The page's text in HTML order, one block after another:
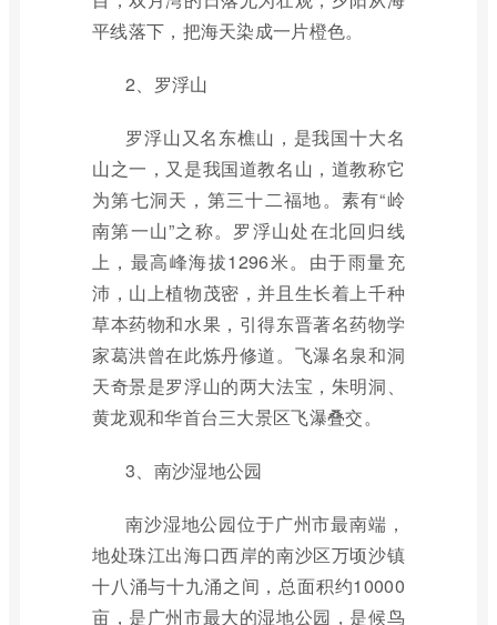
平线落下，把海天染成一片橙色。
2、罗浮山
罗浮山又名东樵山，是我国十大名
山之一，又是我国道教名山，道教称它
为第七洞天，第三十二福地。素有“岭
南第一山”之称。罗浮山处在北回归线
上，最高峰海拔1296米。由于雨量充
沛，山上植物茂密，并且生长着上千种
草本药物和水果，引得东晋著名药物学
家葛洪曾在此炼丹修道。飞瀑名泉和洞
天奇景是罗浮山的两大法宝，朱明洞、
黄龙观和华首台三大景区飞瀑叠交。
3、南沙湿地公园
南沙湿地公园位于广州市最南端，
地处珠江出海口西岸的南沙区万顷沙镇
十八涌与十九涌之间，总面积约10000
亩，是广州市最大的湿地公园，是候鸟